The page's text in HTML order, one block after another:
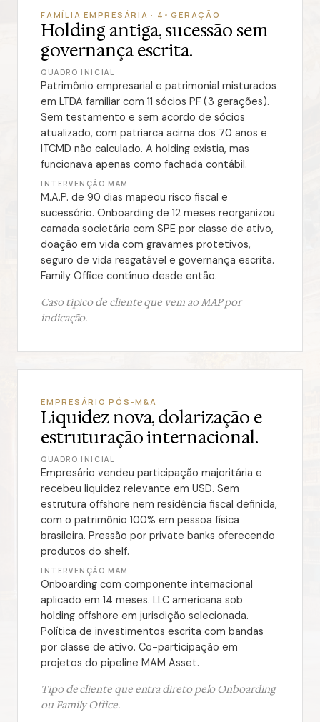
FAMÍLIA EMPRESÁRIA · 4ª GERAÇÃO
Holding antiga, sucessão sem
governança escrita.
QUADRO INICIAL
Patrimônio empresarial e patrimonial misturados
em LTDA familiar com 11 sócios PF (3 gerações).
Sem testamento e sem acordo de sócios
atualizado, com patriarca acima dos 70 anos e
ITCMD não calculado. A holding existia, mas
funcionava apenas como fachada contábil.
INTERVENÇÃO MAM
M.A.P. de 90 dias mapeou risco fiscal e
sucessório. Onboarding de 12 meses reorganizou
camada societária com SPE por classe de ativo,
doação em vida com gravames protetivos,
seguro de vida resgatável e governança escrita.
Family Office contínuo desde então.
Caso típico de cliente que vem ao MAP por
indicação.
EMPRESÁRIO PÓS-M&A
Liquidez nova, dolarização e
estruturação internacional.
QUADRO INICIAL
Empresário vendeu participação majoritária e
recebeu liquidez relevante em USD. Sem
estrutura offshore nem residência fiscal definida,
com o patrimônio 100% em pessoa física
brasileira. Pressão por private banks oferecendo
produtos do shelf.
INTERVENÇÃO MAM
Onboarding com componente internacional
aplicado em 14 meses. LLC americana sob
holding offshore em jurisdição selecionada.
Política de investimentos escrita com bandas
por classe de ativo. Co-participação em
projetos do pipeline MAM Asset.
Tipo de cliente que entra direto pelo Onboarding
ou Family Office.